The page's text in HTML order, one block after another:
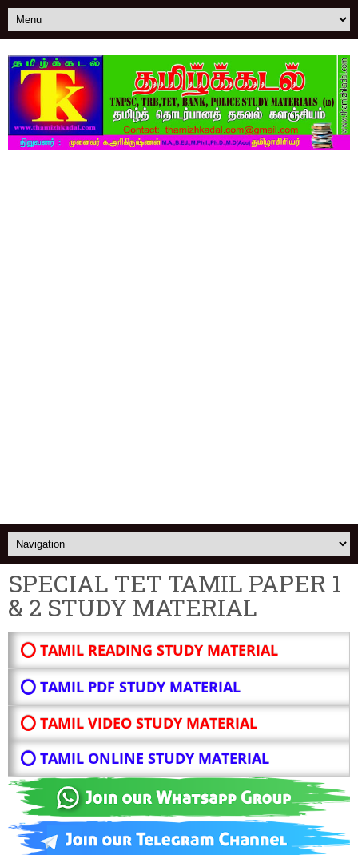
SPECIAL TET TAMIL PAPER 1
& 2 STUDY MATERIAL
⭕ TAMIL READING STUDY MATERIAL
⭕ TAMIL PDF STUDY MATERIAL
⭕ TAMIL VIDEO STUDY MATERIAL
⭕ TAMIL ONLINE STUDY MATERIAL